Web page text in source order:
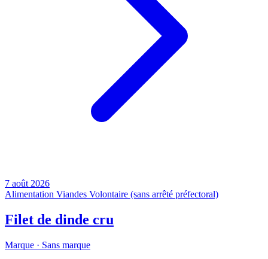
7 août 2026
Alimentation Viandes Volontaire (sans arrêté préfectoral)
Filet de dinde cru
Marque · Sans marque